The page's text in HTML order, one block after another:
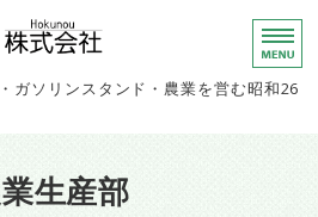
北能産業
ガソリンスタンド・農業を営む昭和26
生産部